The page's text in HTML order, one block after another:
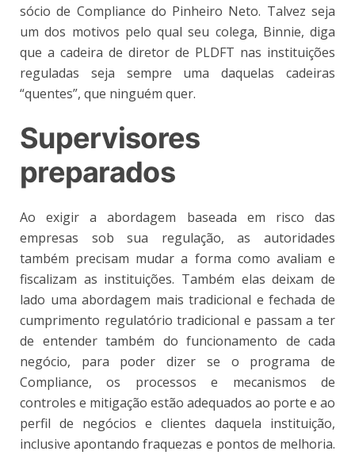
sócio de Compliance do Pinheiro Neto. Talvez seja
um dos motivos pelo qual seu colega, Binnie, diga
que a cadeira de diretor de PLDFT nas instituições
reguladas seja sempre uma daquelas cadeiras
“quentes”, que ninguém quer.
Supervisores
preparados
Ao exigir a abordagem baseada em risco das
empresas sob sua regulação, as autoridades
também precisam mudar a forma como avaliam e
fiscalizam as instituições. Também elas deixam de
lado uma abordagem mais tradicional e fechada de
cumprimento regulatório tradicional e passam a ter
de entender também do funcionamento de cada
negócio, para poder dizer se o programa de
Compliance, os processos e mecanismos de
controles e mitigação estão adequados ao porte e ao
perfil de negócios e clientes daquela instituição,
inclusive apontando fraquezas e pontos de melhoria.